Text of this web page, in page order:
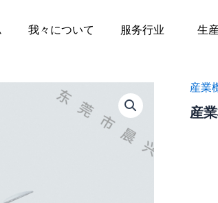
我々について 服务行业 生
産業
産